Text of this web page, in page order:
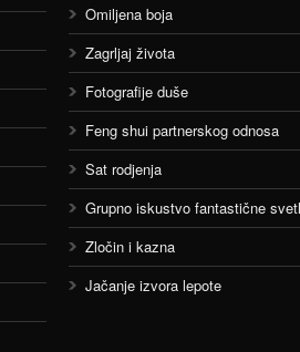
Omiljena boja
Zagrljaj života
Fotografije duše
Feng shui partnerskog odnosa
Sat rodjenja
Grupno iskustvo fantastične
Zločin i kazna
Jačanje izvora lepote